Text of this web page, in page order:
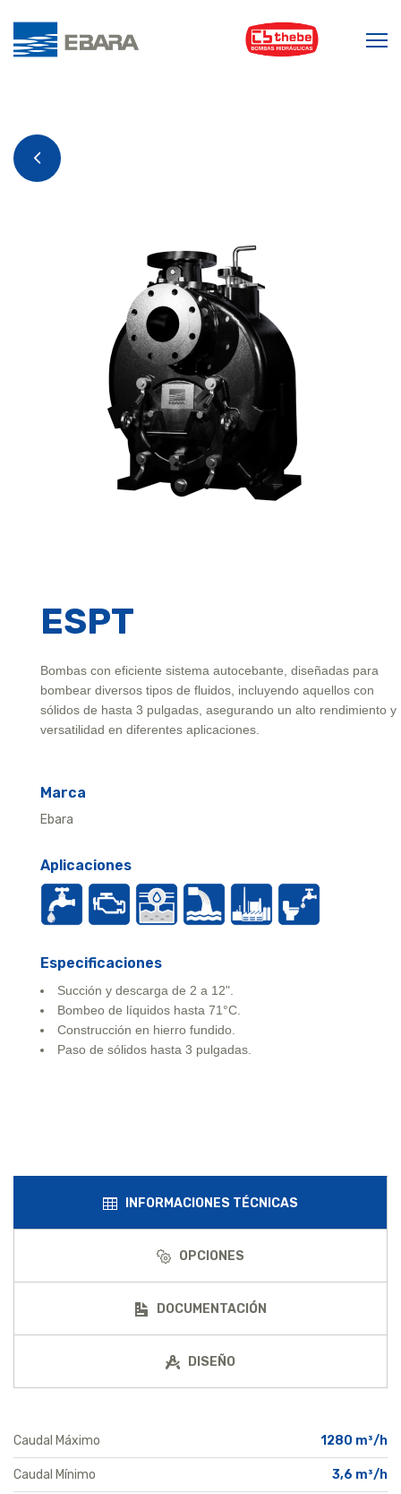
ESPT
Bombas con eficiente sistema autocebante, diseñadas para
bombear diversos tipos de fluidos, incluyendo aquellos con
sólidos de hasta 3 pulgadas, asegurando un alto rendimiento y
versatilidad en diferentes aplicaciones.
Marca
Ebara
Aplicaciones
Especificaciones
Succión y descarga de 2 a 12".
Bombeo de líquidos hasta 71°C.
Construcción en hierro fundido.
Paso de sólidos hasta 3 pulgadas.
INFORMACIONES TÉCNICAS
OPCIONES
DOCUMENTACIÓN
DISEÑO
Caudal Máximo 1280 m³/h
Caudal Mínimo 3,6 m³/h